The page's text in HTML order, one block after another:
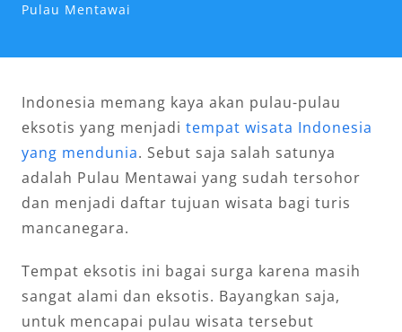
Pulau Mentawai
Indonesia memang kaya akan pulau-pulau
eksotis yang menjadi tempat wisata Indonesia
yang mendunia. Sebut saja salah satunya
adalah Pulau Mentawai yang sudah tersohor
dan menjadi daftar tujuan wisata bagi turis
mancanegara.
Tempat eksotis ini bagai surga karena masih
sangat alami dan eksotis. Bayangkan saja,
untuk mencapai pulau wisata tersebut